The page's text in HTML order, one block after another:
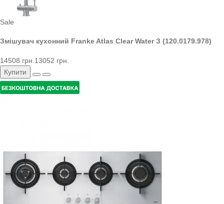
Sale
Змішувач кухонний Franke Atlas Clear Water З (120.0179.978)
14508 грн. 13052 грн.
Купити